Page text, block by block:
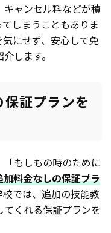
ャンセル料などが積
しまうこともありま
にせず、安心して免
します。
証プランを
「もしもの時のために
加料金なしの保証プラ
では、追加の技能教
くれる保証プランを